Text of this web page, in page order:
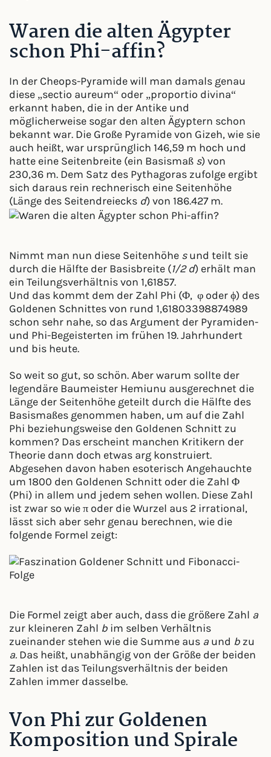
Waren die alten Ägypter
schon Phi-affin?
In der Cheops-Pyramide will man damals genau
diese „sectio aureum“ oder „proportio divina“
erkannt haben, die in der Antike und
möglicherweise sogar den alten Ägyptern schon
bekannt war. Die Große Pyramide von Gizeh, wie sie
auch heißt, war ursprünglich 146,59 m hoch und
hatte eine Seitenbreite (ein Basismaß s) von
230,36 m. Dem Satz des Pythagoras zufolge ergibt
sich daraus rein rechnerisch eine Seitenhöhe
(Länge des Seitendreiecks d) von 186.427 m.
Nimmt man nun diese Seitenhöhe sund teilt sie
durch die Hälfte der Basisbreite (1/2 d) erhält man
ein Teilungsverhältnis von 1,61857.
Und das kommt dem der Zahl Phi (Φ, φ oder ϕ) des
Goldenen Schnittes von rund 1,61803398874989
schon sehr nahe, so das Argument der Pyramiden-
und Phi-Begeisterten im frühen 19. Jahrhundert
und bis heute.
So weit so gut, so schön. Aber warum sollte der
legendäre Baumeister Hemiunu ausgerechnet die
Länge der Seitenhöhe geteilt durch die Hälfte des
Basismaßes genommen haben, um auf die Zahl
Phi beziehungsweise den Goldenen Schnitt zu
kommen? Das erscheint manchen Kritikern der
Theorie dann doch etwas arg konstruiert.
Abgesehen davon haben esoterisch Angehauchte
um 1800 den Goldenen Schnitt oder die Zahl Φ
(Phi) in allem und jedem sehen wollen. Diese Zahl
ist zwar so wie π oder die Wurzel aus 2 irrational,
lässt sich aber sehr genau berechnen, wie die
folgende Formel zeigt:
Die Formel zeigt aber auch, dass die größere Zahl a
zur kleineren Zahl b im selben Verhältnis
zueinander stehen wie die Summe aus a und b zu
a. Das heißt, unabhängig von der Größe der beiden
Zahlen ist das Teilungsverhältnis der beiden
Zahlen immer dasselbe.
Von Phi zur Goldenen
Komposition und Spirale